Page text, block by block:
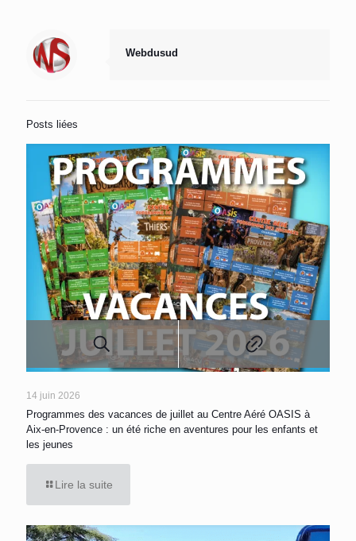
Webdusud
Posts liées
14 juin 2026
Programmes des vacances de juillet au Centre Aéré OASIS à
Aix-en-Provence : un été riche en aventures pour les enfants et
les jeunes
Lire la suite